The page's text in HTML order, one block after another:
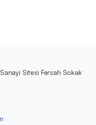
Sitesi Fersah Sokak